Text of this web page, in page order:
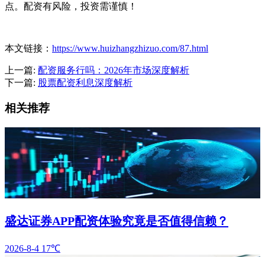
点。配资有风险，投资需谨慎！
本文链接： https://www.huizhangzhizuo.com/87.html
上一篇: 配资服务行吗：2026年市场深度解析
下一篇: 股票配资利息深度解析
相关推荐
盛达证券APP配资体验究竟是否值得信赖？
2026-8-4 17℃